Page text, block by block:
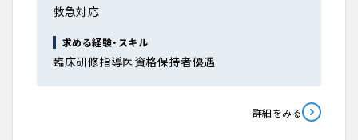
救急対応
求める経験・スキル
臨床研修指導医資格保持者優遇
詳細をみる